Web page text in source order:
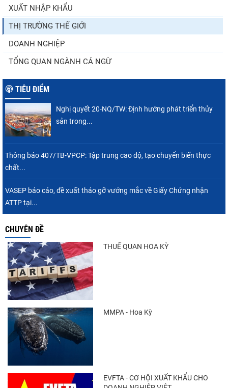
tạo chuyển biến...
XUẤT NHẬP KHẨU
THỊ TRƯỜNG THẾ GIỚI
DOANH NGHIỆP
TỔNG QUAN NGÀNH CÁ NGỪ
TIÊU ĐIỂM
Nghị quyết 20-NQ/TW: Định hướng phát triển thủy
sản trong...
Thông báo 407/TB-VPCP: Tập trung cao độ, tạo chuyển biến thực
chất...
VASEP báo cáo, đề xuất tháo gỡ vướng mắc về Giấy Chứng nhận
ATTP tại...
CHUYÊN ĐỀ
THUẾ QUAN HOA KỲ
MMPA - Hoa Kỳ
EVFTA - CƠ HỘI XUẤT KHẨU CHO